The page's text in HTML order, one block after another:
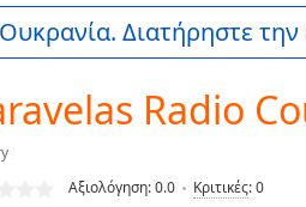
Διατήρηστε την
Radio
Αξιολόγηση:0.0 Κριτικές:0